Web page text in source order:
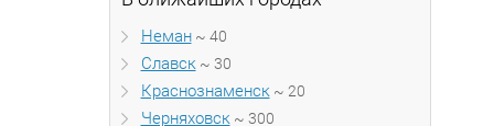
Неман~ 40
Славск ~ 30
Краснознаменск ~ 20
Черняховск ~ 300